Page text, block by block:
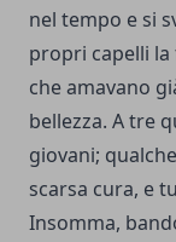
nel tempo e si
propri capelli la
che amavano
bellezza. A tre
giovani;
scarsa cura, e
Insomma,